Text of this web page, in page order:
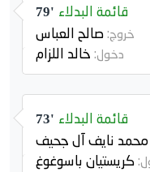
79' قائمة البدلاء
خروج:صالح العباس
دخول: خالد اللزام
73' قائمة البدلاء
محمد نايف آل جحيف
كريستيان باسوغوغ